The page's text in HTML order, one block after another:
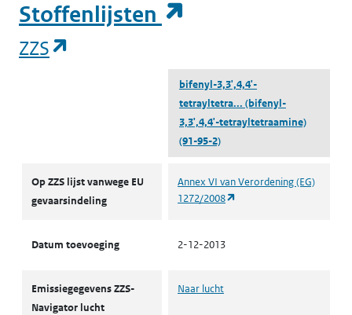
Stoffenlijsten
ZZS
bifenyl-3,3',4,4'-
tetrayltetra... (bifenyl-
3,3',4,4'-tetrayltetraamine)
(91-95-2)
Op ZZS lijst vanwege EU
gevaarsindeling
Annex VI van Verordening (EG)
1272/2008
Datum toevoeging 2-12-2013
Emissiegegevens ZZS-
Navigator lucht
Naar lucht